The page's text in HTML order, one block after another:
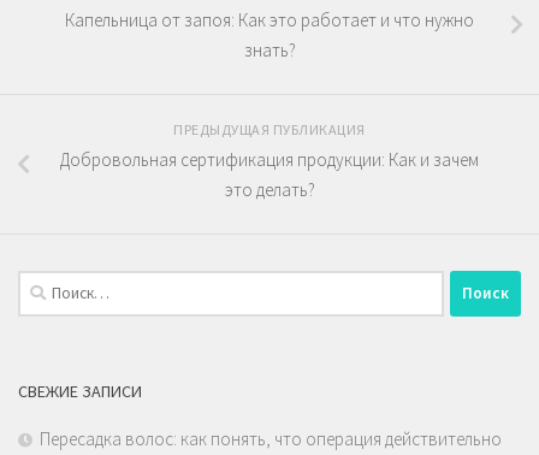
Капельница от запоя: Как это работает и что нужно
знать?
ПРЕДЫДУЩАЯ ПУБЛИКАЦИЯ
Добровольная сертификация продукции: Как и зачем
это делать?
Найти:
СВЕЖИЕ ЗАПИСИ
Пересадка волос: как понять, что операция действительно